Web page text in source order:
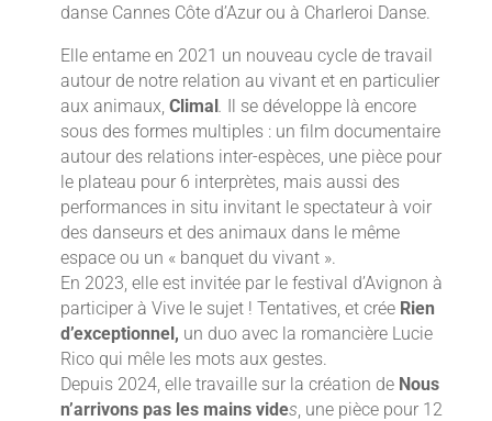
danse Cannes Côte d’Azur ou à Charleroi Danse.
Elle entame en 2021 un nouveau cycle de travail
autour de notre relation au vivant et en particulier
aux animaux, Climal. Il se développe là encore
sous des formes multiples : un film documentaire
autour des relations inter-espèces, une pièce pour
le plateau pour 6 interprètes, mais aussi des
performances in situ invitant le spectateur à voir
des danseurs et des animaux dans le même
espace ou un « banquet du vivant ».
En 2023, elle est invitée par le festival d’Avignon à
participer à Vive le sujet ! Tentatives, et crée Rien
d’exceptionnel, un duo avec la romancière Lucie
Rico qui mêle les mots aux gestes.
Depuis 2024, elle travaille sur la création de Nous
n’arrivons pas les mains vides , une pièce pour 12